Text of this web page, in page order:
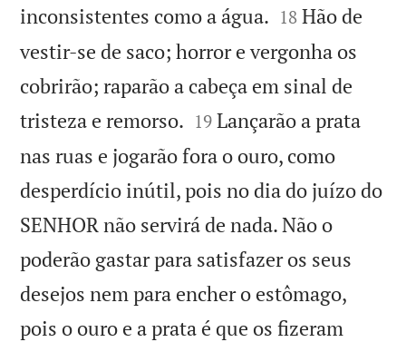
inconsistentes como a água. 

18 Hão de
vestir-se de saco; horror e vergonha os
cobrirão; raparão a cabeça em sinal de
tristeza e remorso. 

19 Lançarão a prata
nas ruas e jogarão fora o ouro, como
desperdício inútil, pois no dia do juízo do
SENHOR não servirá de nada. Não o
poderão gastar para satisfazer os seus
desejos nem para encher o estômago,
pois o ouro e a prata é que os fizeram